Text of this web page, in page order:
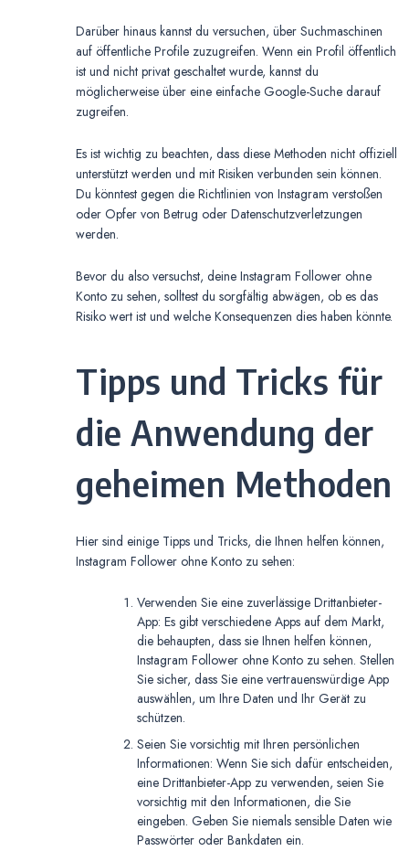
Darüber hinaus kannst du versuchen, über Suchmaschinen
auf öffentliche Profile zuzugreifen. Wenn ein Profil öffentlich
ist und nicht privat geschaltet wurde, kannst du
möglicherweise über eine einfache Google-Suche darauf
zugreifen.
Es ist wichtig zu beachten, dass diese Methoden nicht offiziell
unterstützt werden und mit Risiken verbunden sein können.
Du könntest gegen die Richtlinien von Instagram verstoßen
oder Opfer von Betrug oder Datenschutzverletzungen
werden.
Bevor du also versuchst, deine Instagram Follower ohne
Konto zu sehen, solltest du sorgfältig abwägen, ob es das
Risiko wert ist und welche Konsequenzen dies haben könnte.
Tipps und Tricks für
die Anwendung der
geheimen Methoden
Hier sind einige Tipps und Tricks, die Ihnen helfen können,
Instagram Follower ohne Konto zu sehen:
Verwenden Sie eine zuverlässige Drittanbieter-
App: Es gibt verschiedene Apps auf dem Markt,
die behaupten, dass sie Ihnen helfen können,
Instagram Follower ohne Konto zu sehen. Stellen
Sie sicher, dass Sie eine vertrauenswürdige App
auswählen, um Ihre Daten und Ihr Gerät zu
schützen.
Seien Sie vorsichtig mit Ihren persönlichen
Informationen: Wenn Sie sich dafür entscheiden,
eine Drittanbieter-App zu verwenden, seien Sie
vorsichtig mit den Informationen, die Sie
eingeben. Geben Sie niemals sensible Daten wie
Passwörter oder Bankdaten ein.